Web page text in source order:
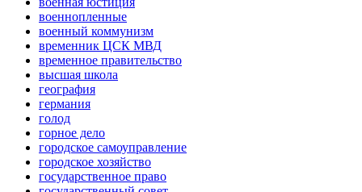
военнопленные
военный коммунизм
временник ЦСК МВД
временное правительство
высшая школа
география
германия
голод
горное дело
городское самоуправление
городское хозяйство
государственное право